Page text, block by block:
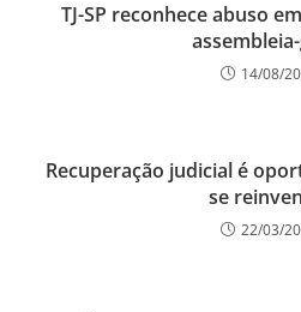
TJ-SP reconhece abuso
14/08/
Recuperação judicial é
se
22/03/